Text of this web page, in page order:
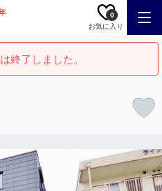
お気に入り
0
終了しました。